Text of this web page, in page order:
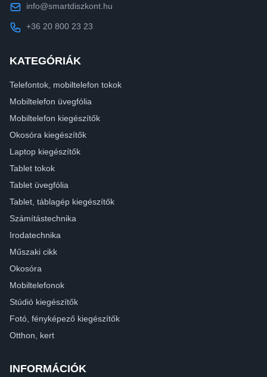
info@smartdiszkont.hu
+36 20 800 23 23
KATEGÓRIÁK
Telefontok, mobiltelefon tokok
Mobiltelefon üvegfólia
Mobiltelefon kiegészítők
Okosóra kiegészítők
Laptop kiegészítők
Tablet tokok
Tablet üvegfólia
Tablet, táblagép kiegészítők
Számítástechnika
Irodatechnika
Műszaki cikk
Okosóra
Mobiltelefonok
Stúdió kiegészítők
Fotó, fényképező kiegészítők
Otthon, kert
INFORMÁCIÓK